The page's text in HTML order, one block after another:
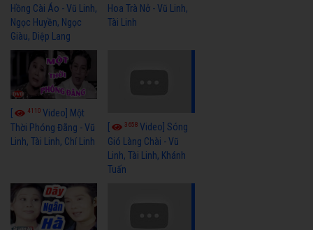
Hồng Cài Áo - Vũ Linh,
Ngọc Huyền, Ngọc
Giàu, Diệp Lang
Hoa Trà Nở - Vũ Linh,
Tài Linh
4110 Video] Một
Thời Phóng Đãng - Vũ
Linh, Tài Linh, Chí Linh
3658Video] Sóng
Gió Làng Chài - Vũ
Linh, Tài Linh, Khánh
Tuấn